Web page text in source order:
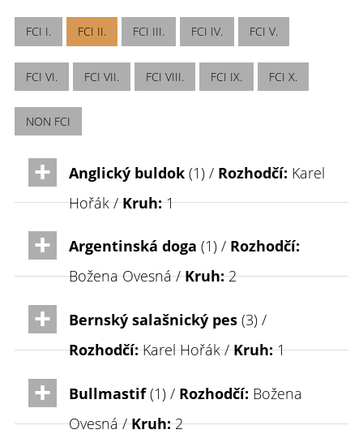
FCI I. FCI II. FCI III. FCI IV. FCI V.
FCI VI. FCI VII. FCI VIII. FCI IX. FCI X.
NON FCI
Anglický buldok (1) / Rozhodčí: Karel
Hořák /Kruh:1
Argentinská doga (1) / Rozhodčí:
Božena Ovesná /Kruh:2
Bernský salašnický pes (3) /
Rozhodčí:Karel Hořák /Kruh:1
Bullmastif(1) / Rozhodčí: Božena
Ovesná /Kruh:2